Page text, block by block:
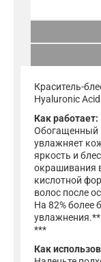
Краситель-
Hyaluronic
Как работает:
Обогащенный
увлажняет
яркость и
окрашивания
кислотной
волос после
На 82% более
***
Как